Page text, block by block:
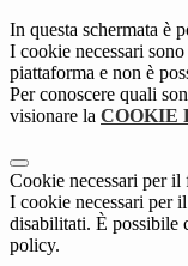
In questa schermata è
I cookie necessari
piattaforma e non è
Per conoscere quali
visionare la COOKIE
Cookie necessari per il
I cookie necessari per
disabilitati. È possibile
policy.